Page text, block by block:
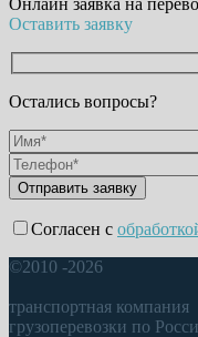
Онлайн заявка на
Оставить заявку
Остались вопросы?
Согласен с
©2010 -2026
транспортная компания
грузоперевозки по